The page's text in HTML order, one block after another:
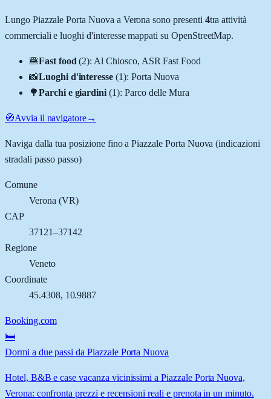
Lungo Piazzale Porta Nuova a Verona sono presenti 4tra attività
commerciali e luoghi d'interesse mappati su OpenStreetMap.
🍔Fast food (2): Al Chiosco, ASR Fast Food
📸Luoghi d'interesse (1): Porta Nuova
🌳Parchi e giardini (1): Parco delle Mura
🧭Avvia il navigatore→
Naviga dalla tua posizione fino aPiazzale Porta Nuova (indicazioni
stradali passo passo)
Comune
Verona (VR)
CAP
37121–37142
Regione
Veneto
Coordinate
45.4308, 10.9887
Booking.com
🛏️
Dormi a due passi da Piazzale Porta Nuova
Hotel, B&B e case vacanza vicinissimi a Piazzale Porta Nuova,
Verona: confronta prezzi e recensioni reali e prenota in un minuto.